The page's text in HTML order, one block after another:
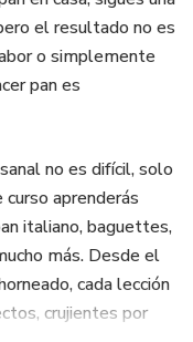
el resultado no es
o simplemente
pan es
no es difícil, solo
aprenderás
italiano, baguettes,
más. Desde el
cada lección
crujientes por